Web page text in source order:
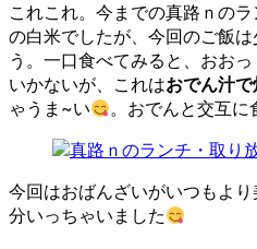
これこれ。今までの真路ｎの
の白米でしたが、今回のご飯
う。一口食べてみると、おお
いかないが、これはおでん汁
ゃうま~い
。おでんと交互に
今回はおばんざいがいつもよ
分いっちゃいました